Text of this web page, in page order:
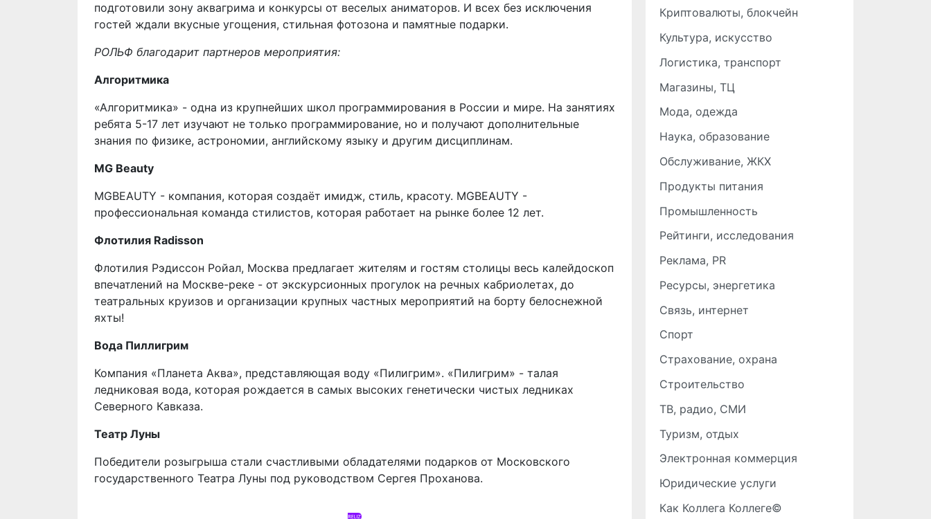
подготовили зону аквагрима и конкурсы от веселых аниматоров. И всех без исключения
гостей ждали вкусные угощения, стильная фотозона и памятные подарки.
РОЛЬФ благодарит партнеров мероприятия:
Алгоритмика
«Алгоритмика» - одна из крупнейших школ программирования в России и мире. На занятиях
ребята 5-17 лет изучают не только программирование, но и получают дополнительные
знания по физике, астрономии, английскому языку и другим дисциплинам.
MG Beauty
MGBEAUTY - компания, которая создаёт имидж, стиль, красоту. MGBEAUTY -
профессиональная команда стилистов, которая работает на рынке более 12 лет.
Флотилия Radisson
Флотилия Рэдиссон Ройал, Москва предлагает жителям и гостям столицы весь калейдоскоп
впечатлений на Москве-реке - от экскурсионных прогулок на речных кабриолетах, до
театральных круизов и организации крупных частных мероприятий на борту белоснежной
яхты!
Вода Пиллигрим
Компания «Планета Аква», представляющая воду «Пилигрим». «Пилигрим» - талая
ледниковая вода, которая рождается в самых высоких генетически чистых ледниках
Северного Кавказа.
Театр Луны
Победители розыгрыша стали счастливыми обладателями подарков от Московского
государственного Театра Луны под руководством Сергея Проханова.
Криптовалюты, блокчейн
Культура, искусство
Логистика, транспорт
Магазины, ТЦ
Мода, одежда
Наука, образование
Обслуживание, ЖКХ
Продукты питания
Промышленность
Рейтинги, исследования
Реклама, PR
Ресурсы, энергетика
Связь, интернет
Спорт
Страхование, охрана
Строительство
ТВ, радио, СМИ
Туризм, отдых
Электронная коммерция
Юридические услуги
Как Коллега Коллеге©